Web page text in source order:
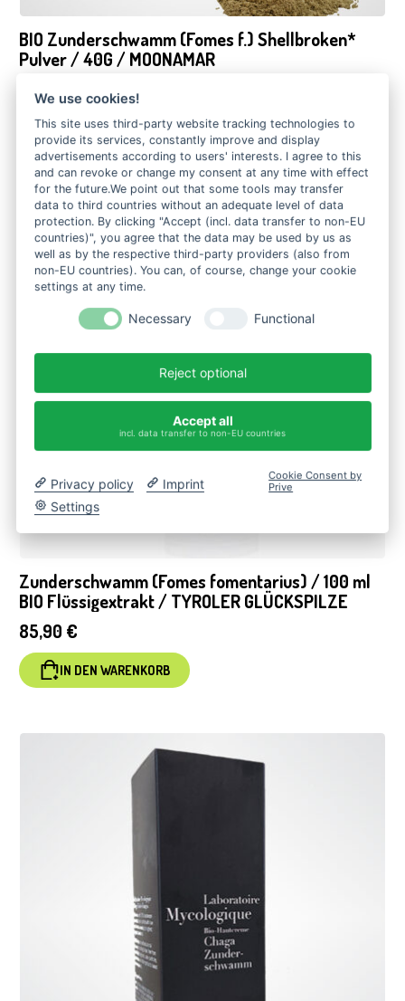
BIO Zunderschwamm (Fomes f.) Shellbroken*
Pulver / 40G / MOONAMAR
25,90
IN DEN WARENKORB
Zunderschwamm (Fomes fomentarius) / 100 ml
BIO Flüssigextrakt / TYROLER GLÜCKSPILZE
85,90 €
IN DEN WARENKORB
We use cookies!
This site uses third-party website tracking technologies to
provide its services, constantly improve and display
advertisements according to users' interests. I agree to this
and can revoke or change my consent at any time with effect
for the future.We point out that some tools may transfer
data to third countries without an adequate level of data
protection. By clicking "Accept (incl. data transfer to non-EU
countries)", you agree that the data may be used by us as
well as by the respective third-party providers (also from
non-EU countries). You can, of course, change your cookie
settings at any time.
Necessary Functional
Reject optional
Accept all
incl. data transfer to non-EU countries
Privacy policy
Imprint
Settings
Cookie Consent by
Prive